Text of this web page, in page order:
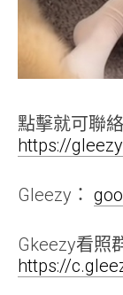
點擊就可聯
https://
Gleezy：
Gkeezy看照
https://